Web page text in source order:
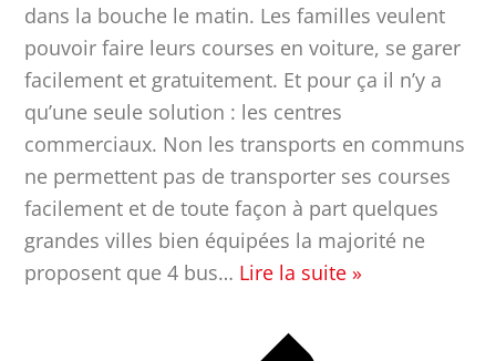
dans la bouche le matin. Les familles veulent
pouvoir faire leurs courses en voiture, se garer
facilement et gratuitement. Et pour ça il n’y a
qu’une seule solution : les centres
commerciaux. Non les transports en communs
ne permettent pas de transporter ses courses
facilement et de toute façon à part quelques
grandes villes bien équipées la majorité ne
proposent que 4 bus… Lire la suite »